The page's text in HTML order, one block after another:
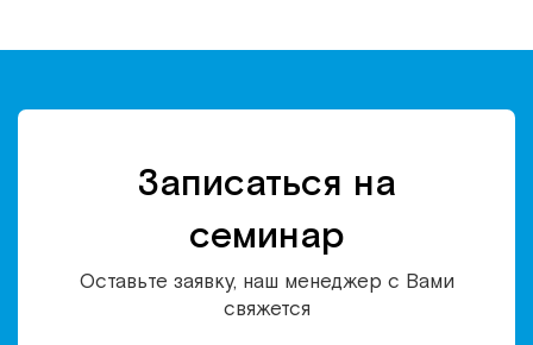
Записаться на
семинар
Оставьте заявку, наш менеджер с Вами
свяжется